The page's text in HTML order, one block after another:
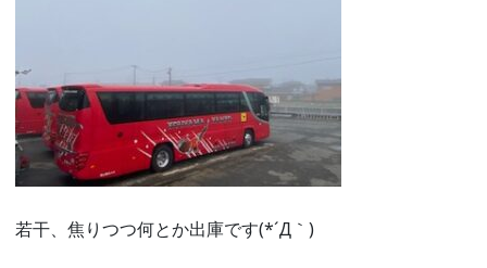
若干、焦りつつ何とか出庫です(*´Д｀)